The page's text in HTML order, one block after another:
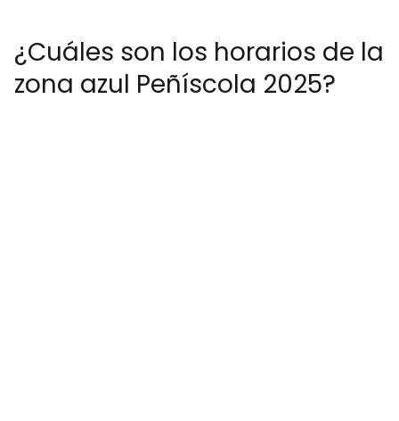
¿Cuáles son los horarios de la
zona azul Peñíscola 2025?